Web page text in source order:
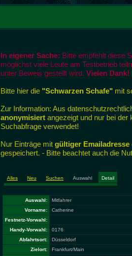
In eigener Sache: Bitte empfehlt diese
möglichst viele Leute am Testbetrieb
unter Beweis gestellt wird. Vielen Dank!
Bitte hier die "Schwarzen Schafe" mit
Zur Information: Aus
anonymisiert angezeigt und nur bei der
Suchabfrage verwendet!
Nur Einträge mit gültiger Emailadresse
gespeichert. - Bitte beachtet auch die
Alles Neu Suchen Auswahl Detail
Auswahl:
Mitfahrer
Vorname:
Catherine
Festnetz-Vorwahl:
Handy-Vorwahl:
0176
Abfahrtsort:
Düsseldorf
Zielort:
Frankfurt/Main